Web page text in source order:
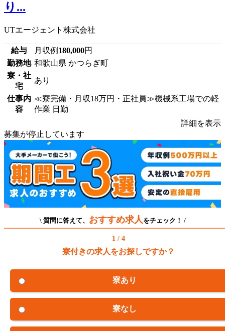
り...
UTエージェント株式会社
給与 月収例 180,000円
勤務地 和歌山県 かつらぎ町
寮・社
宅
あり
仕事内
容
≪寮完備・月収18万円・正社員≫機械系工場での軽
作業 日勤
詳細を表示
募集が停止しています
\ 質問に答えて、 おすすめ求人 をチェック！ /
1 / 4
寮付きの求人をお探しですか？
寮あり
寮なし